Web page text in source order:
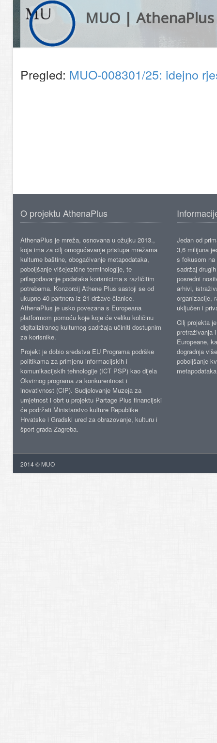
MUO | AthenaPlus
Pregled: MUO-008301/25: idejno
O projektu AthenaPlus
AthenaPlus je mreža, osnovana u ožujku 2013.,
koja ima za cilj omogućavanje pristupa mrežama
kulturne baštine, obogaćivanje metapodataka,
poboljšanje višejezične terminologije, te
prilagođavanje podataka korisnicima s različitim
potrebama. Konzorcij Athene Plus sastoji se od
ukupno 40 partnera iz 21 države članice.
AthenaPlus je usko povezana s Europeana
platformom pomoću koje koje će veliku količinu
digitaliziranog kulturnog sadržaja učiniti dostupnim
za korisnike.
Projekt je dobio sredstva EU Programa podrške
politikama za primjenu informacijskih i
komunikacijskih tehnologije (ICT PSP) kao dijela
Okvirnog programa za konkurentnost i
inovativnost (CIP). Sudjelovanje Muzeja za
umjetnost i obrt u projektu Partage Plus financijski
će podržati Ministarstvo kulture Republike
Hrvatske i Gradski ured za obrazovanje, kulturu i
šport grada Zagreba.
Jedan od
3,6 milijuna
s fokusom
sadržaj
posredni
arhivi,
organizacije,
uključen i
Cilj projekta
pretraživanja
Europeane,
dogradnja
poboljšanje
2014 © MUO